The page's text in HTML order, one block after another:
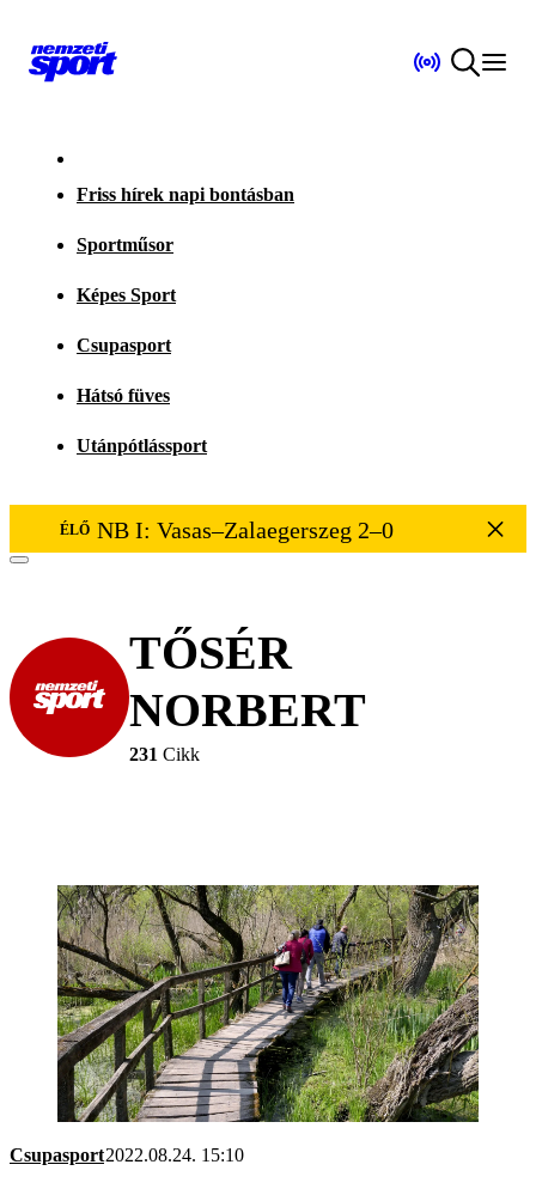
Friss hírek napi bontásban
Sportműsor
Képes Sport
Csupasport
Hátsó füves
Utánpótlássport
ÉLŐ NB I: Vasas–Zalaegerszeg 2–0
TŐSÉR
NORBERT
231 Cikk
Csupasport2022.08.24. 15:10